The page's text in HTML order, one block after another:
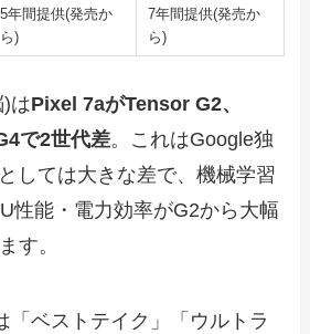
5年間提供(発売か
ら)
7年間提供(発売か
ら)
はPixel 7aがTensor G2、
で2世代差。これはGoogle独
しては大きな差で、機械学習
性能・電力効率がG2から大幅
す。
「ベストテイク」「ウルトラ